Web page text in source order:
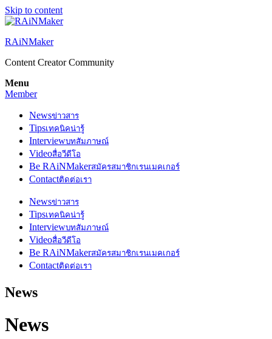
Skip to content
RAiNMaker
Content Creator Community
Menu
Member
Newsข่าวสาร
Tipsเทคนิคน่ารู้
Interviewบทสัมภาษณ์
Videoสื่อวีดีโอ
Be RAiNMakerสมัครสมาชิกเรนเมคเกอร์
Contactติดต่อเรา
Newsข่าวสาร
Tipsเทคนิคน่ารู้
Interviewบทสัมภาษณ์
Videoสื่อวีดีโอ
Be RAiNMakerสมัครสมาชิกเรนเมคเกอร์
Contactติดต่อเรา
News
News